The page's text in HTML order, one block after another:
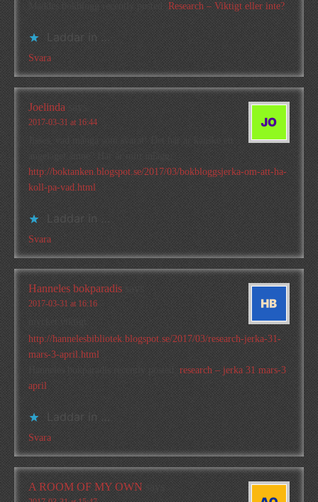
Maddes bokblogg recently posted.. Research – Viktigt eller inte?
Laddar in …
Svara
Joelinda
2017-03-31 at 16:44
Jisses, vad många som svarat! Det här är kanske ett
http://boktanken.blogspot.se/2017/03/bokbloggsjerka-om-att-ha-
koll-pa-vad.html
Laddar in …
Svara
Hanneles bokparadis
2017-03-31 at 16:16
mycket viktigt:
http://hannelesbibliotek.blogspot.se/2017/03/research-jerka-31-
mars-3-april.html
Hanneles bokparadis recently posted.. research – jerka 31 mars-3
april
Laddar in …
Svara
A ROOM OF MY OWN